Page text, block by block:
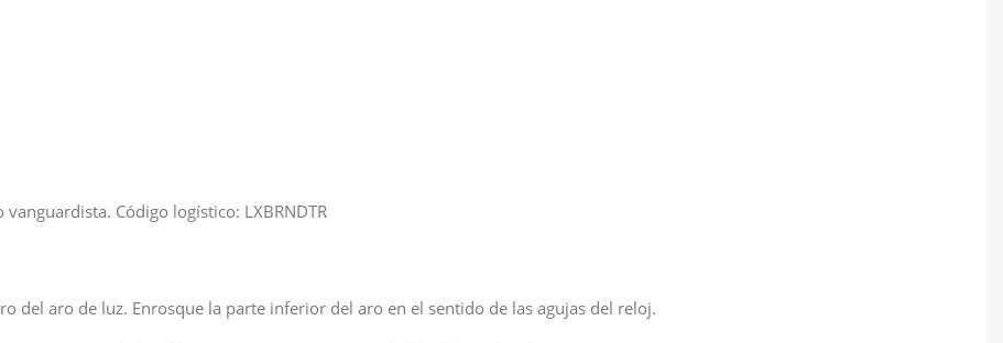
Código logístico: LXBRNDTR
del aro de luz. Enrosque la parte inferior del aro en el sentido de las agujas del reloj.